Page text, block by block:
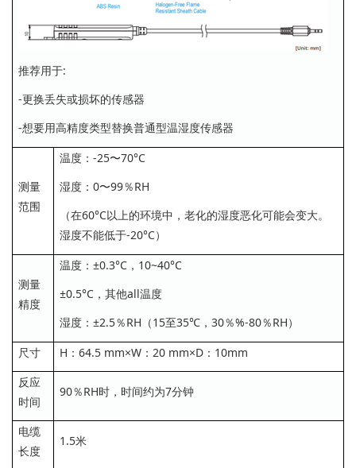
推荐用于:
-更换丢失或损坏的传感器
-想要用高精度类型替换普通型温湿度传感器
测量
范围
温度：-25〜70°C
湿度：0〜99％RH
（在60°C以上的环境中，老化的湿度恶化可能会变大。
湿度不能低于-20°C）
测量
精度
温度：±0.3°C，10~40°C
±0.5°C，其他all温度
湿度：±2.5％RH（15至35℃，30％%-80％RH）
尺寸
H：64.5 mm×W：20 mm×D：10mm
反应
时间
90％RH时，时间约为7分钟
电缆
长度
1.5米